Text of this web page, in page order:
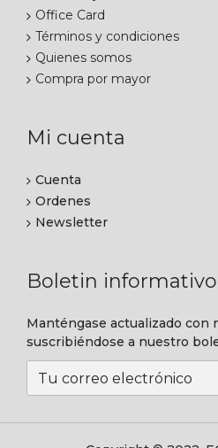
Office Card
Términos y condiciones
Quienes somos
Compra por mayor
Mi cuenta
Cuenta
Ordenes
Newsletter
Boletin informativo
Manténgase actualizado con
suscribiéndose a nuestro